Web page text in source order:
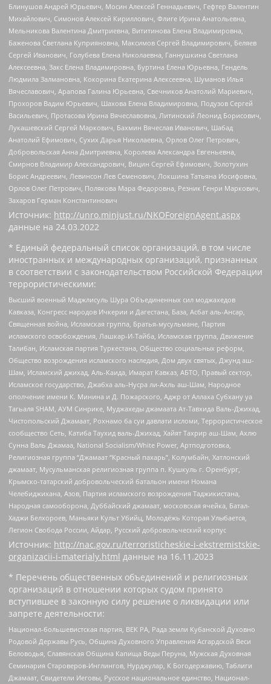
Блинушов Андрей Юрьевич, Мосин Алексей Геннадьевич, Гефтер Валентин
Михайлович, Симонов Алексей Кириллович, Флиге Ирина Анатольевна,
Мельникова Валентина Дмитриевна, Вититинова Елена Владимировна,
Баженова Светлана Куприяновна, Максимов Сергей Владимирович, Беляев
Сергей Иванович, Голубева Елена Николаевна, Ганнушкина Светлана
Алексеевна, Закс Елена Владимировна, Буртина Елена Юрьевна, Гендель
Людмила Залмановна, Кокорина Екатерина Алексеевна, Шуманов Илья
Вячеславович, Арапова Галина Юрьевна, Свечников Анатолий Мариевич,
Прохоров Вадим Юрьевич, Шахова Елена Владимировна, Подузов Сергей
Васильевич, Протасова Ирина Вячеславовна, Литинский Леонид Борисович,
Лукашевский Сергей Маркович, Бахмин Вячеслав Иванович, Шабад
Анатолий Ефимович, Сухих Дарья Николаевна, Орлов Олег Петрович,
Добровольская Анна Дмитриевна, Королева Александра Евгеньевна,
Смирнов Владимир Александрович, Вицин Сергей Ефимович, Золотухин
Борис Андреевич, Левинсон Лев Семенович, Локшина Татьяна Иосифовна,
Орлов Олег Петрович, Полякова Мара Федоровна, Резник Генри Маркович,
Захаров Герман Константинович
Источник: http://unro.minjust.ru/NKOForeignAgent.aspx
данные на 24.03.2022
* Единый федеральный список организаций, в том числе
иностранных и международных организаций, признанных
в соответствии с законодательством Российской Федерации
террористическими:
Высший военный Маджлисуль Шура Объединенных сил моджахедов
Кавказа, Конгресс народов Ичкерии и Дагестана, База, Асбат аль-Ансар,
Священная война, Исламская группа, Братья-мусульмане, Партия
исламского освобождения, Лашкар-И-Тайба, Исламская группа, Движение
Талибан, Исламская партия Туркестана, Общество социальных реформ,
Общество возрождения исламского наследия, Дом двух святых, Джунд аш-
Шам, Исламский джихад, Аль-Каида, Имарат Кавказ, АБТО, Правый сектор,
Исламское государство, Джабха аль-Нусра ли-Ахль аш-Шам, Народное
ополчение имени К. Минина и Д. Пожарского, Аджр от Аллаха Субхану уа
Тагьаля SHAM, АУМ Синрике, Муджахеды джамаата Ат-Тавхида Валь-Джихад,
Чистопольский Джамаат, Рохнамо ба суи давлати исломи, Террористическое
сообщество Сеть, Катиба Таухид валь-Джихад, Хайят Тахрир аш-Шам, Ахлю
Сунна Валь Джамаа, National Socialism/White Power, Артподготовка,
Религиозная группа “Джамаат “Красный пахарь”, Колумбайн, Хатлонский
джамаат, Мусульманская религиозная группа п. Кушкуль г. Оренбург,
Крымско-татарский добровольческий батальон имени Номана
Челебиджихана, Азов, Партия исламского возрождения Таджикистана,
Народная самооборона, Дуббайский джамаат, московская ячейка, Батал-
Хаджи Белхороев, Маньяки Культ Убийц, Молодёжь Которая Улыбается,
Легион Свобода России, Айдар, Русский добровольческий корпус
Источник: http://nac.gov.ru/terroristicheskie-i-ekstremistskie-
organizacii-i-materialy.html данные на 16.11.2023
* Перечень общественных объединений и религиозных
организаций в отношении которых судом принято
вступившее в законную силу решение о ликвидации или
запрете деятельности:
Национал-большевистская партия, ВЕК РА, Рада земли Кубанской Духовно
Родовой Державы Русь, Община Духовного Управления Асгардской Веси
Беловодья, Славянская Община Капища Веды Перуна, Мужская Духовная
Семинария Староверов-Инглингов, Нурджулар, К Богодержавию, Таблиги
Джамаат, Свидетели Иеговы, Русское национальное единство, Национал-